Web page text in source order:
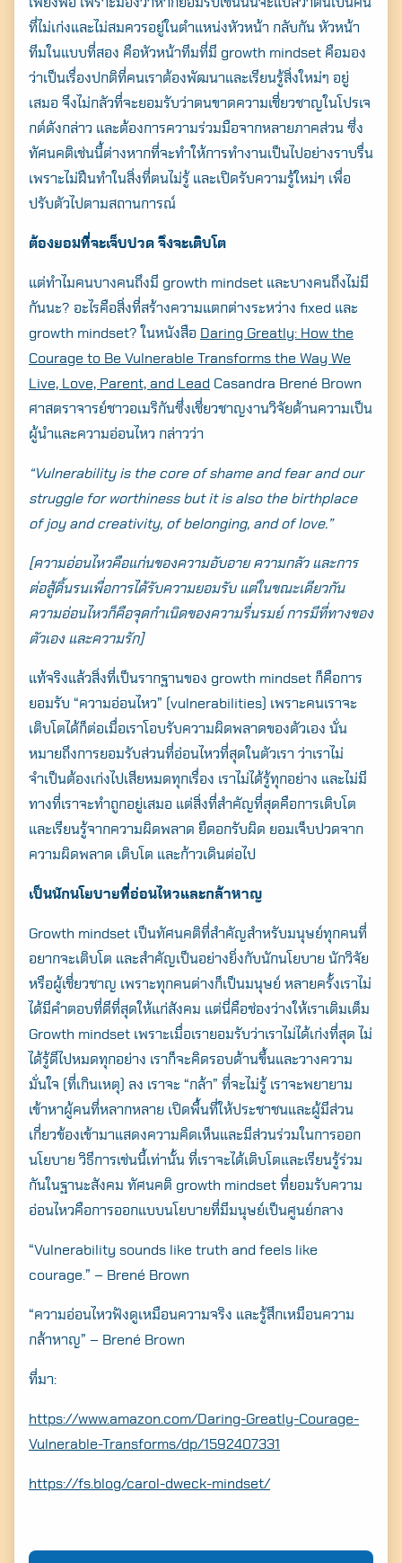
Search
for:
ที่ไม่เก่งและไม่สมควรอยู่ในตำแหน่งหัวหน้า กลับกัน หัวหน้า
ทีมในแบบที่สอง คือหัวหน้าทีมที่มี growth mindset คือมอง
ว่าเป็นเรื่องปกติที่คนเราต้องพัฒนาและเรียนรู้สิ่งใหม่ๆ อยู่
เสมอ จึงไม่กลัวที่จะยอมรับว่าตนขาดความเชี่ยวชาญในโปรเจ
กต์ดังกล่าว และต้องการความร่วมมือจากหลายภาคส่วน ซึ่ง
ทัศนคติเช่นนี้ต่างหากที่จะทำให้การทำงานเป็นไปอย่างราบรื่น
เพราะไม่ฝืนทำในสิ่งที่ตนไม่รู้ และเปิดรับความรู้ใหม่ๆ เพื่อ
ปรับตัวไปตามสถานการณ์
ต้องยอมที่จะเจ็บปวด จึงจะเติบโต
แต่ทำไมคนบางคนถึงมี growth mindset และบางคนถึงไม่มี
กันนะ? อะไรคือสิ่งที่สร้างความแตกต่างระหว่าง fixed และ
growth mindset? ในหนังสือ Daring Greatly: How the
Courage to Be Vulnerable Transforms the Way We
Live, Love, Parent, and Lead Casandra Brené Brown
ศาสตราจารย์ชาวอเมริกันซึ่งเชี่ยวชาญงานวิจัยด้านความเป็น
ผู้นำและความอ่อนไหว กล่าวว่า
“Vulnerability is the core of shame and fear and our
struggle for worthiness but it is also the birthplace
of joy and creativity, of belonging, and of love.”
[ความอ่อนไหวคือแก่นของความอับอาย ความกลัว และการ
ต่อสู้ดิ้นรนเพื่อการได้รับความยอมรับ แต่ในขณะเดียวกัน
ความอ่อนไหวก็คือจุดกำเนิดของความรื่นรมย์ การมีที่ทางของ
ตัวเอง และความรัก]
แท้จริงแล้วสิ่งที่เป็นรากฐานของ growth mindset ก็คือการ
ยอมรับ “ความอ่อนไหว” (vulnerabilities) เพราะคนเราจะ
เติบโตได้ก็ต่อเมื่อเราโอบรับความผิดพลาดของตัวเอง นั่น
หมายถึงการยอมรับส่วนที่อ่อนไหวที่สุดในตัวเรา ว่าเราไม่
จำเป็นต้องเก่งไปเสียหมดทุกเรื่อง เราไม่ได้รู้ทุกอย่าง และไม่มี
ทางที่เราจะทำถูกอยู่เสมอ แต่สิ่งที่สำคัญที่สุดคือการเติบโต
และเรียนรู้จากความผิดพลาด ยืดอกรับผิด ยอมเจ็บปวดจาก
ความผิดพลาด เติบโต และก้าวเดินต่อไป
เป็นนักนโยบายที่อ่อนไหวและกล้าหาญ
Growth mindset เป็นทัศนคติที่สำคัญสำหรับมนุษย์ทุกคนที่
อยากจะเติบโต และสำคัญเป็นอย่างยิ่งกับนักนโยบาย นักวิจัย
หรือผู้เชี่ยวชาญ เพราะทุกคนต่างก็เป็นมนุษย์ หลายครั้งเราไม่
ได้มีคำตอบที่ดีที่สุดให้แก่สังคม แต่นี่คือช่องว่างให้เราเติมเต็ม
Growth mindset เพราะเมื่อเรายอมรับว่าเราไม่ได้เก่งที่สุด ไม่
ได้รู้ดีไปหมดทุกอย่าง เราก็จะคิดรอบด้านขึ้นและวางความ
มั่นใจ (ที่เกินเหตุ) ลง เราจะ “กล้า” ที่จะไม่รู้ เราจะพยายาม
เข้าหาผู้คนที่หลากหลาย เปิดพื้นที่ให้ประชาชนและผู้มีส่วน
เกี่ยวข้องเข้ามาแสดงความคิดเห็นและมีส่วนร่วมในการออก
นโยบาย วิธีการเช่นนี้เท่านั้น ที่เราจะได้เติบโตและเรียนรู้ร่วม
กันในฐานะสังคม ทัศนคติ growth mindset ที่ยอมรับความ
อ่อนไหวคือการออกแบบนโยบายที่มีมนุษย์เป็นศูนย์กลาง
“Vulnerability sounds like truth and feels like
courage.” – Brené Brown
“ความอ่อนไหวฟังดูเหมือนความจริง และรู้สึกเหมือนความ
กล้าหาญ” – Brené Brown
ที่มา:
https://www.amazon.com/Daring-Greatly-Courage-
Vulnerable-Transforms/dp/1592407331
https://fs.blog/carol-dweck-mindset/